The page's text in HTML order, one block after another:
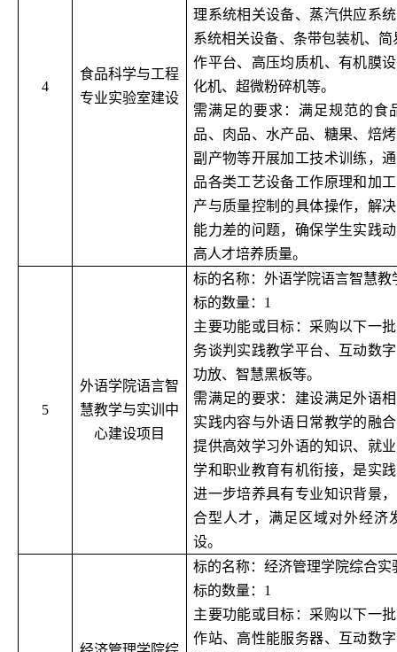
4
食品科学与工程
专业实验室建设
理系统相关设备、蒸汽供应系
系统相关设备、条带包装机、简
作平台、高压均质机、有机膜
化机、超微粉碎机等。
需满足的要求：满足规范的食
品、肉品、水产品、糖果、焙
副产物等开展加工技术训练，
品各类工艺设备工作原理和加
产与质量控制的具体操作，解
能力差的问题，确保学生实践
高人才培养质量。
5
外语学院语言智
慧教学与实训中
心建设项目
标的名称：外语学院语言智慧
标的数量： 1
主要功能或目标：采购以下一
务谈判实践教学平台、互动数
功放、智慧黑板等。
需满足的要求：建设满足外语
实践内容与外语日常教学的融
提供高效学习外语的知识、就
学和职业教育有机衔接，是实
进一步培养具有专业知识背景
合型人才，满足区域对外经济
设。
标的名称：经济管理学院综合
标的数量： 1
主要功能或目标：采购以下一
作站、高性能服务器、互动数